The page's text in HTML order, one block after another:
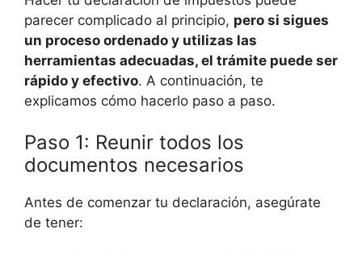
parecer complicado al principio, pero si sigues
un proceso ordenado y utilizas las
herramientas adecuadas, el trámite puede ser
rápido y efectivo. A continuación, te
explicamos cómo hacerlo paso a paso.
Paso 1: Reunir todos los
documentos necesarios
Antes de comenzar tu declaración, asegúrate
de tener: